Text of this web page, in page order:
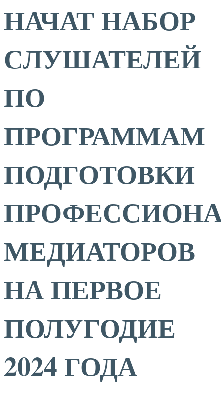
НАЧАТ НАБОР
СЛУШАТЕЛЕЙ
ПО
ПРОГРАММАМ
ПОДГОТОВКИ
МЕДИАТОРОВ
НА ПЕРВОЕ
ПОЛУГОДИЕ
2024 ГОДА